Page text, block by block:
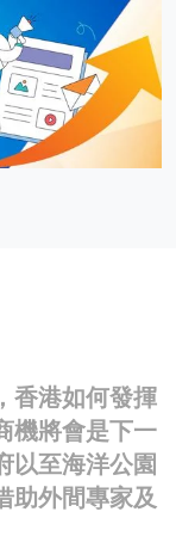
香港如何發揮
機將會是下一
以至海洋公園
助外間專家及